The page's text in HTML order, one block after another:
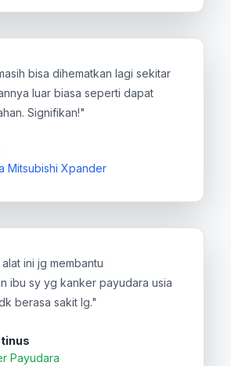
bisa dihematkan lagi sekitar
luar biasa seperti dapat
Signifikan!"
Mitsubishi Xpander
ini jg membantu
ibu sy yg kanker payudara usia
berasa sakit lg."
Payudara